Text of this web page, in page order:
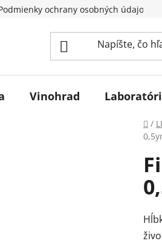
ochrany osobných údajov
Vinohrad
/